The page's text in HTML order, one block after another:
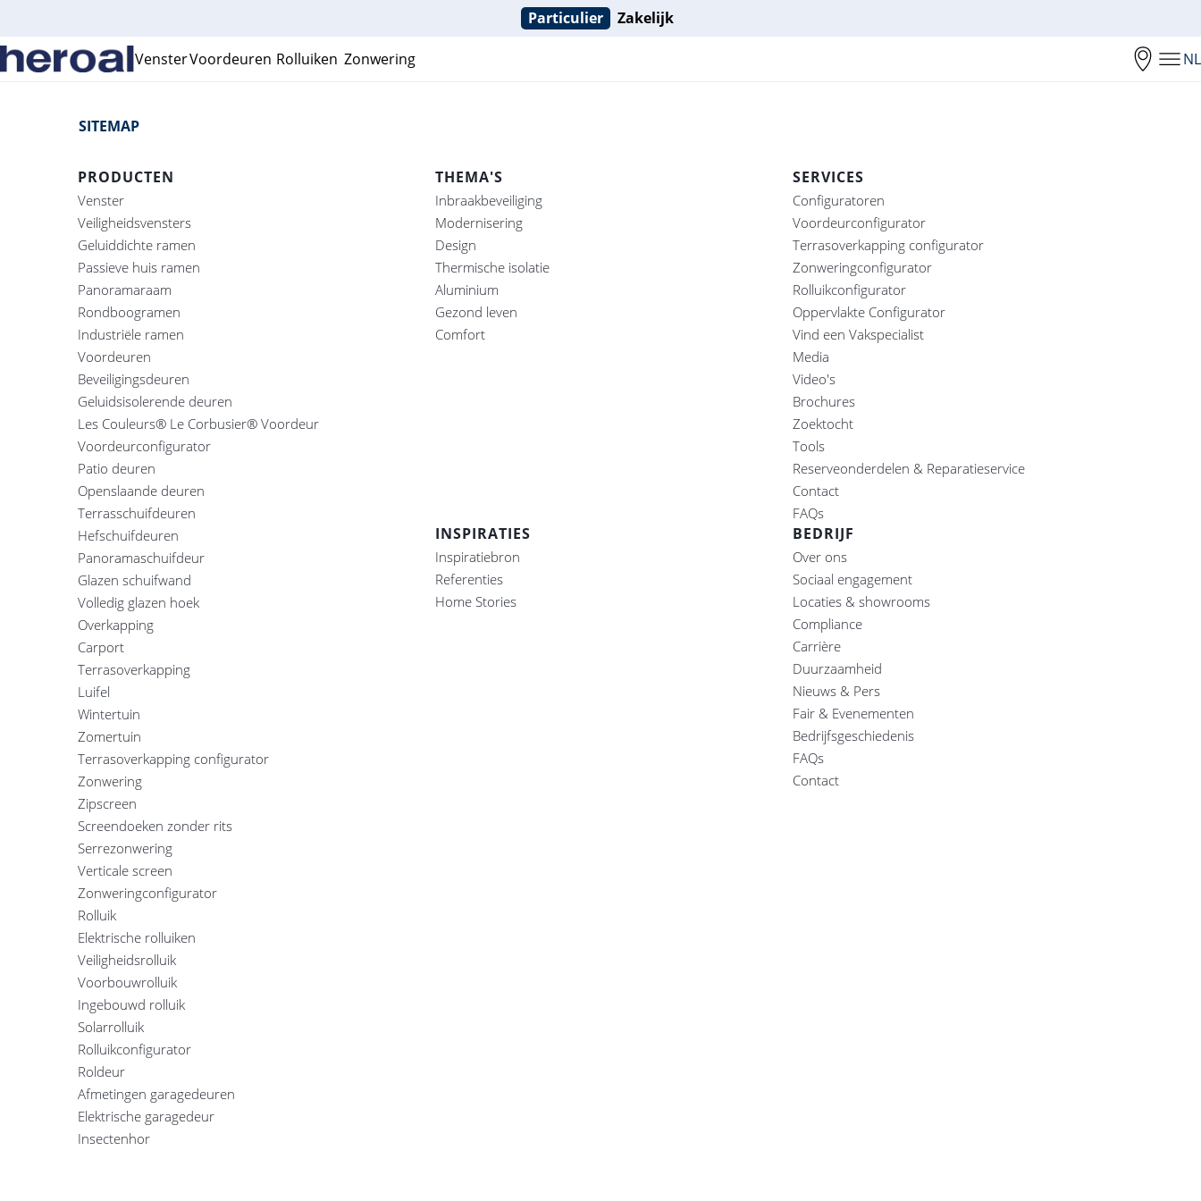
Particulier Zakelijk
VensterVoordeuren Rolluiken Zonwering NL
SITEMAP
PRODUCTEN
Venster
Veiligheidsvensters
Geluiddichte ramen
Passieve huis ramen
Panoramaraam
Rondboogramen
Industriële ramen
Voordeuren
Beveiligingsdeuren
Geluidsisolerende deuren
Les Couleurs® Le Corbusier® Voordeur
Voordeurconfigurator
Patio deuren
Openslaande deuren
Terrasschuifdeuren
Hefschuifdeuren
Panoramaschuifdeur
Glazen schuifwand
Volledig glazen hoek
Overkapping
Carport
Terrasoverkapping
Luifel
Wintertuin
Zomertuin
Terrasoverkapping configurator
Zonwering
Zipscreen
Screendoeken zonder rits
Serrezonwering
Verticale screen
Zonweringconfigurator
Rolluik
Elektrische rolluiken
Veiligheidsrolluik
Voorbouwrolluik
Ingebouwd rolluik
Solarrolluik
Rolluikconfigurator
Roldeur
Afmetingen garagedeuren
Elektrische garagedeur
Insectenhor
THEMA'S
Inbraakbeveiliging
Modernisering
Design
Thermische isolatie
Aluminium
Gezond leven
Comfort
SERVICES
Configuratoren
Voordeurconfigurator
Terrasoverkapping configurator
Zonweringconfigurator
Rolluikconfigurator
Oppervlakte Configurator
Vind een Vakspecialist
Media
Video's
Brochures
Zoektocht
Tools
Reserveonderdelen & Reparatieservice
Contact
FAQs
INSPIRATIES
Inspiratiebron
Referenties
Home Stories
BEDRIJF
Over ons
Sociaal engagement
Locaties & showrooms
Compliance
Carrière
Duurzaamheid
Nieuws & Pers
Fair & Evenementen
Bedrijfsgeschiedenis
FAQs
Contact